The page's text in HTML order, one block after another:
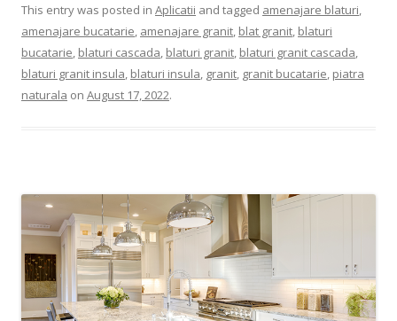
This entry was posted in Aplicatii and tagged amenajare blaturi,
amenajare bucatarie, amenajare granit, blat granit, blaturi
bucatarie, blaturi cascada, blaturi granit, blaturi granit cascada,
blaturi granit insula, blaturi insula, granit, granit bucatarie, piatra
naturala on August 17, 2022.